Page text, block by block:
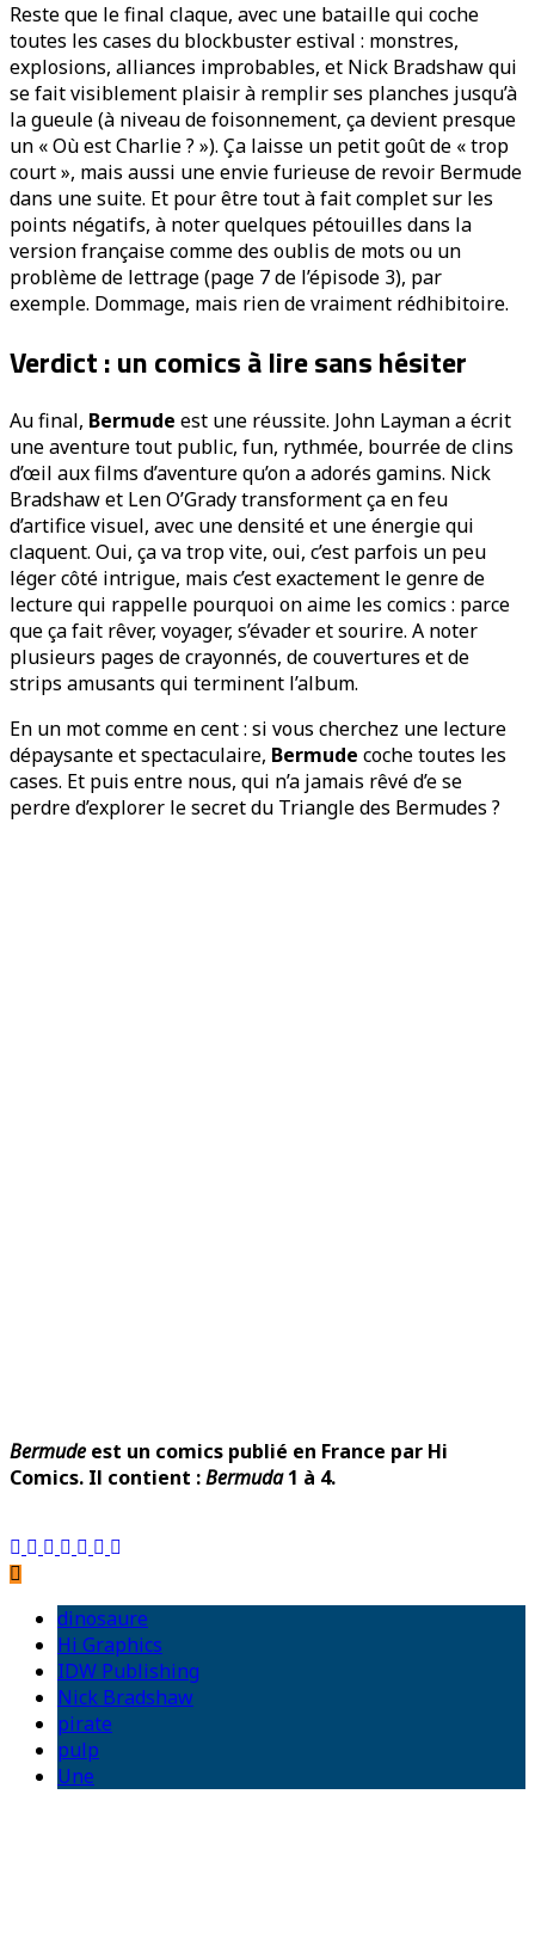
Reste que le final claque, avec une bataille qui coche
toutes les cases du blockbuster estival : monstres,
explosions, alliances improbables, et Nick Bradshaw qui
se fait visiblement plaisir à remplir ses planches jusqu’à
la gueule (à niveau de foisonnement, ça devient presque
un « Où est Charlie ? »). Ça laisse un petit goût de « trop
court », mais aussi une envie furieuse de revoir Bermude
dans une suite. Et pour être tout à fait complet sur les
points négatifs, à noter quelques pétouilles dans la
version française comme des oublis de mots ou un
problème de lettrage (page 7 de l’épisode 3), par
exemple. Dommage, mais rien de vraiment rédhibitoire.
Verdict : un comics à lire sans hésiter
Au final, Bermude est une réussite. John Layman a écrit
une aventure tout public, fun, rythmée, bourrée de clins
d’œil aux films d’aventure qu’on a adorés gamins. Nick
Bradshaw et Len O’Grady transforment ça en feu
d’artifice visuel, avec une densité et une énergie qui
claquent. Oui, ça va trop vite, oui, c’est parfois un peu
léger côté intrigue, mais c’est exactement le genre de
lecture qui rappelle pourquoi on aime les comics : parce
que ça fait rêver, voyager, s’évader et sourire. A noter
plusieurs pages de crayonnés, de couvertures et de
strips amusants qui terminent l’album.
En un mot comme en cent : si vous cherchez une lecture
dépaysante et spectaculaire, Bermude coche toutes les
cases. Et puis entre nous, qui n’a jamais rêvé d’e se
perdre d’explorer le secret du Triangle des Bermudes ?
Bermudeest un comics publié en France par Hi
Comics. Il contient :Bermuda1 à 4.
dinosaure
Hi Graphics
IDW Publishing
Nick Bradshaw
pirate
pulp
Une